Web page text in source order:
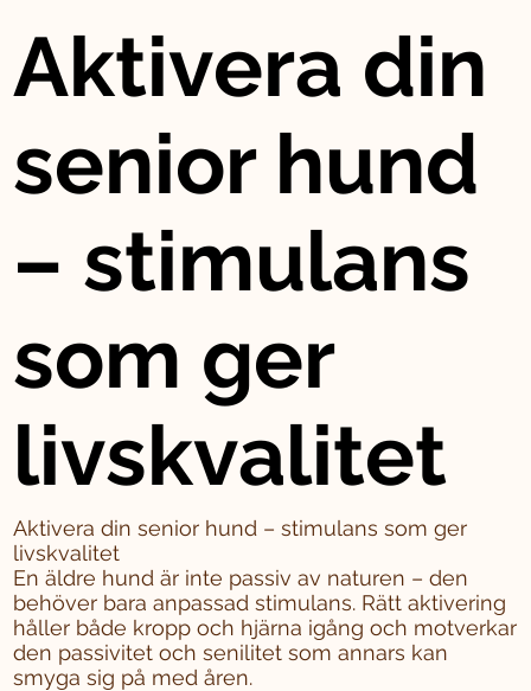
Aktivera din
senior hund
– stimulans
som ger
livskvalitet
Aktivera din senior hund – stimulans som ger
livskvalitet
En äldre hund är inte passiv av naturen – den
behöver bara anpassad stimulans. Rätt aktivering
håller både kropp och hjärna igång och motverkar
den passivitet och senilitet som annars kan
smyga sig på med åren.